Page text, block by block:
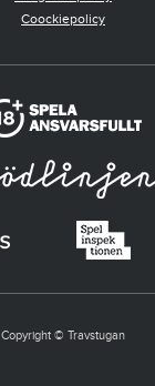
Coockiepolicy
Copyright © Travstugan